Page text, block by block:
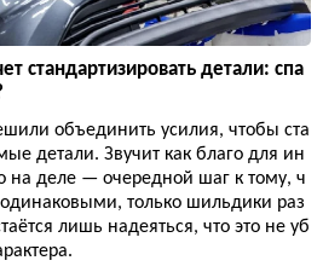
стандартизировать детали: спа
объединить усилия, чтобы ста
детали. Звучит как благо для ин
на деле — очередной шаг к тому, ч
только шильдики раз
лишь надеяться, что это не уб